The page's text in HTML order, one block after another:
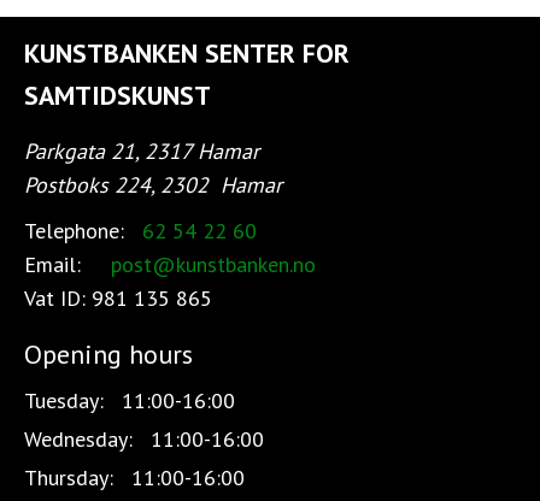
KUNSTBANKEN SENTER FOR
SAMTIDSKUNST
Parkgata 21, 2317 Hamar
Postboks 224, 2302 Hamar
Telephone:
62 54 22 60
Email:
post@kunstbanken.no
Vat ID: 981 135 865
Opening hours
Tuesday:
11:00-16:00
Wednesday:
11:00-16:00
Thursday:
11:00-16:00